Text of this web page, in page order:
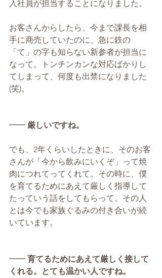
入社員が担当することになりました。
お客さんからしたら、今まで課長を相
手に商売していたのに、急に鉄の
「て」の字も知らない新参者が担当に
なって。トンチンカンな対応ばかりし
てしまって、何度も出禁になりました
(笑)。
━━ 厳しいですね。
でも、2年くらいしたときに、そのお客
さんが「今から飲みにいくぞ」って焼
肉につれてってくれて。その時に、僕
を育てるためにあえて厳しく指導して
たっていう話をしてもらって。その人
とは今でも家族ぐるみの付き合いが続
いています。​
━━ 育てるためにあえて厳しく接して
くれる。とても温かい人ですね。